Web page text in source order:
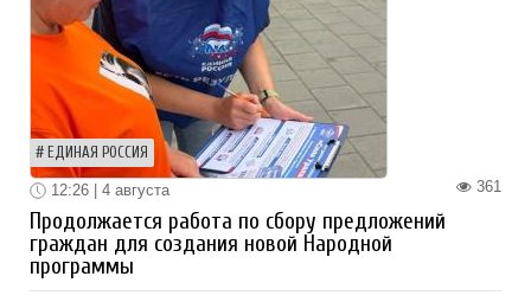
ЕДИНАЯ РОССИЯ
361
12:26 | 4 августа
Продолжается работа по сбору предложений
граждан для создания новой Народной
программы